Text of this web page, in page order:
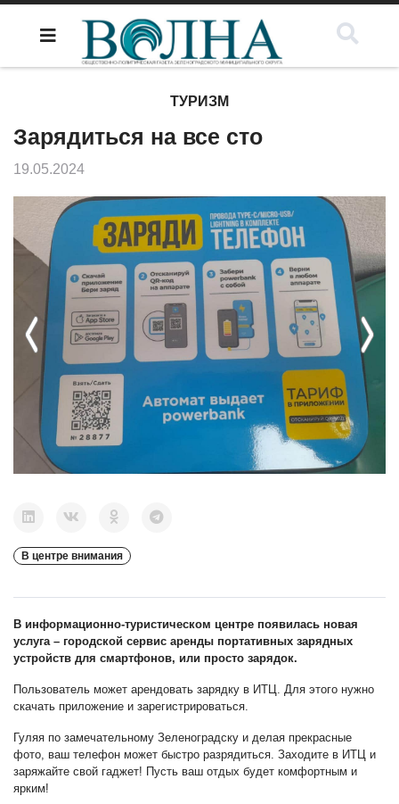
ТУРИЗМ
Зарядиться на все сто
19.05.2024
Previous Next
В центре внимания
В информационно-туристическом центре появилась новая
услуга – городской сервис аренды портативных зарядных
устройств для смартфонов, или просто зарядок.
Пользователь может арендовать зарядку в ИТЦ. Для этого нужно
скачать приложение и зарегистрироваться.
Гуляя по замечательному Зеленоградску и делая прекрасные
фото, ваш телефон может быстро разрядиться. Заходите в ИТЦ и
заряжайте свой гаджет! Пусть ваш отдых будет комфортным и
ярким!